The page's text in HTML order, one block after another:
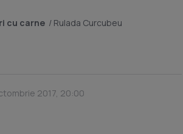
cu carne / Rulada Curcubeu
2017, 20:00